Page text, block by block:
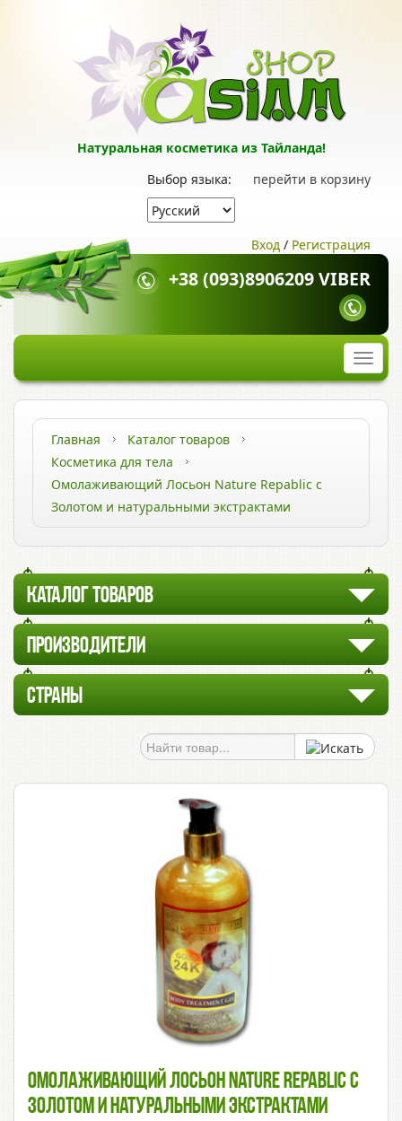
Натуральная косметика из Тайланда!
перейти в корзину
Выбор языка:
Вход / Регистрация
+38 (093)8906209 VIBER
Главная
Каталог товаров
Косметика для тела
Омолаживающий Лосьон Nature Repablic с
Золотом и натуральными экстрактами
КАТАЛОГ ТОВАРОВ
ПРОИЗВОДИТЕЛИ
СТРАНЫ
Омолаживающий Лосьон Nature Repablic С
Золотом И Натуральными Экстрактами